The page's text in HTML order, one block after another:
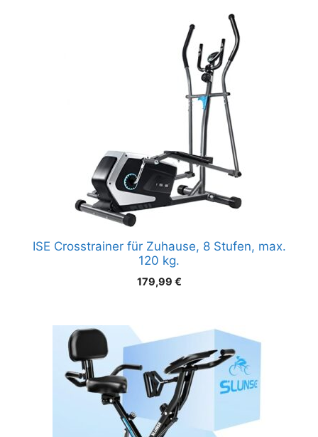
ISE Crosstrainer für Zuhause, 8 Stufen, max.
120 kg.
179,99 €